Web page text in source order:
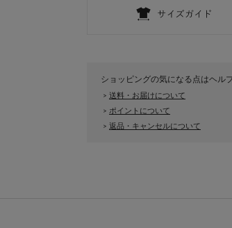
ショッピングの気になる点はヘル
> 送料・お届けについて
> ポイントについて
> 返品・キャンセルについて